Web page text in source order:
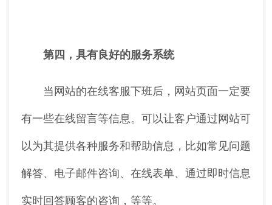
第四，具有良好的服务系统
当网站的在线客服下班后，网站页面一定要
有一些在线留言等信息。可以让客户通过网站可
以为其提供各种服务和帮助信息，比如常见问题
解答、电子邮件咨询、在线表单、通过即时信息
实时回答顾客的咨询，等等。